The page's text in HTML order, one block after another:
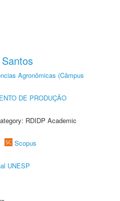
Agronômicas (Câmpus
DE PRODUÇÃO
RDIDP Academic
Scopus
UNESP